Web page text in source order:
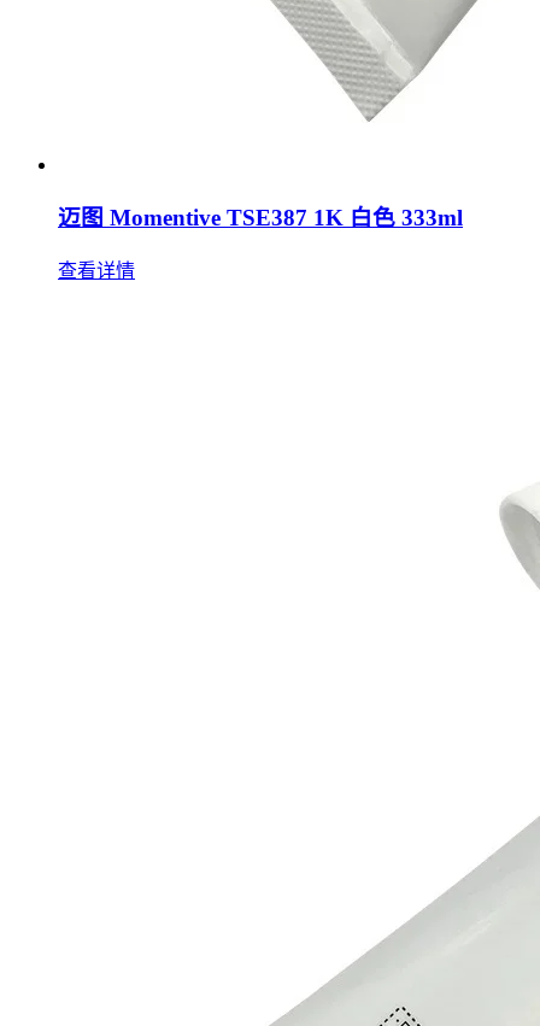
迈图 Momentive TSE387 1K 白色 333ml
查看详情